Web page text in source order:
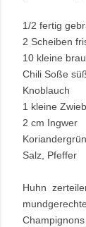
1/2 fertig
2 Scheiben
10 kleine
Chili Soße
Knoblauch
1 kleine
2 cm Ingwer
Salz, Pfeffer
Huhn